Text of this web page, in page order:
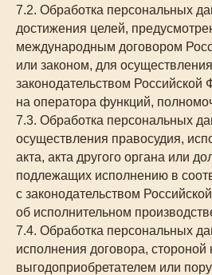
7.2. Обработка персональных
достижения целей,
международным договором
или законом, для
законодательством Российской
на оператора функций,
7.3. Обработка персональных
осуществления правосудия,
акта, акта другого органа или
подлежащих исполнению в
с законодательством
об исполнительном
7.4. Обработка персональных
исполнения договора, стороной
выгодоприобретателем или